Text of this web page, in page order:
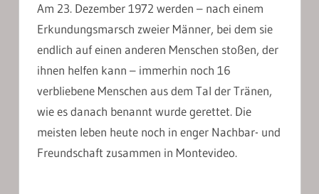
Am 23. Dezember 1972 werden – nach einem
Erkundungsmarsch zweier Männer, bei dem sie
endlich auf einen anderen Menschen stoßen, der
ihnen helfen kann – immerhin noch 16
verbliebene Menschen aus dem Tal der Tränen,
wie es danach benannt wurde gerettet. Die
meisten leben heute noch in enger Nachbar- und
Freundschaft zusammen in Montevideo.